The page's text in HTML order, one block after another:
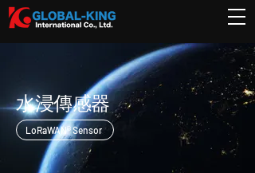
水浸傳感器
LoRaWAN® Sensor